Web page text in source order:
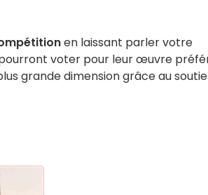
en laissant parler votre
voter pour leur œuvre
grande dimension grâce au